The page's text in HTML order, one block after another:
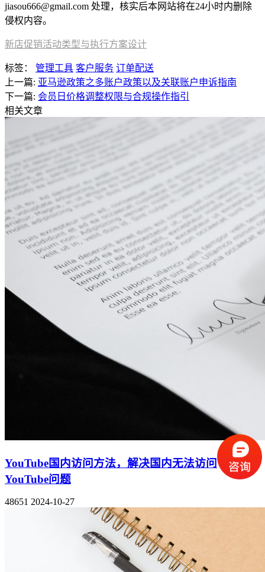
jiasou666@gmail.com 处理，核实后本网站将在24小时内删除
侵权内容。
新店促销活动类型与执行方案设计
标签： 管理工具 客户服务 订单配送
上一篇: 亚马逊政策之多账户政策以及关联账户申诉指南
下一篇: 会员日价格调整权限与合规操作指引
相关文章
YouTube国内访问方法，解决国内无法访问
YouTube问题
48651 2024-10-27